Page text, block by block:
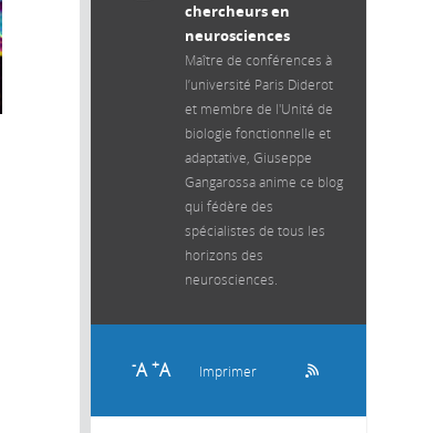
chercheurs en
neurosciences
Maître de conférences à
l’université Paris Diderot
et membre de l'Unité de
biologie fonctionnelle et
adaptative, Giuseppe
Gangarossa anime ce blog
qui fédère des
spécialistes de tous les
horizons des
neurosciences.
-A +A Imprimer